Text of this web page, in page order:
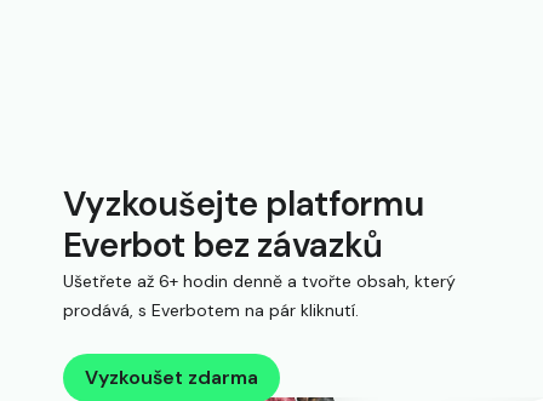
Vyzkoušejte platformu
Everbot bez závazků
Ušetřete až 6+ hodin denně a tvořte obsah, který
prodává, s Everbotem na pár kliknutí.
Vyzkoušet zdarma